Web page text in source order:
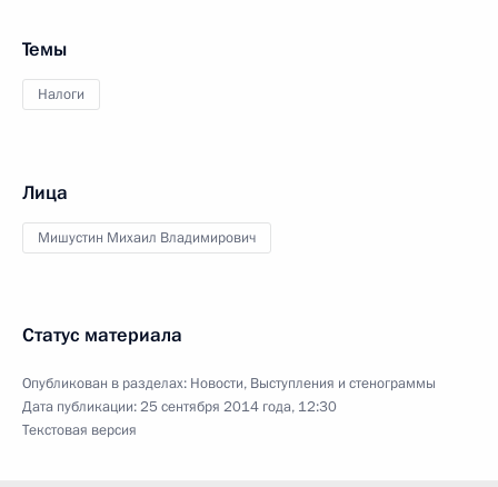
Темы
Налоги
Лица
Мишустин Михаил Владимирович
Статус материала
Опубликован в разделах: Новости, Выступления и стенограммы
Дата публикации:25 сентября 2014 года, 12:30
Текстовая версия